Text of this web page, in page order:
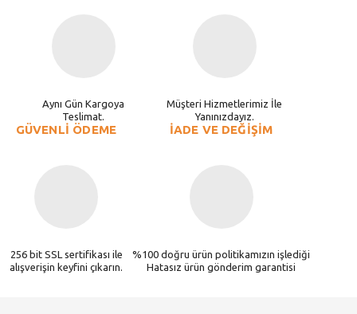
Aynı Gün Kargoya
Teslimat.
Müşteri Hizmetlerimiz İle
Yanınızdayız.
GÜVENLİ ÖDEME
256 bit SSL sertifikası ile
alışverişin keyfini çıkarın.
İADE VE DEĞİŞİM
%100 doğru ürün politikamızın işlediği
Hatasız ürün gönderim garantisi